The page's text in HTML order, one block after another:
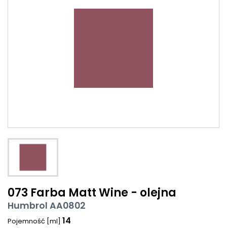
073 Farba Matt Wine - olejna
Humbrol AA0802
Pojemność [ml] 14